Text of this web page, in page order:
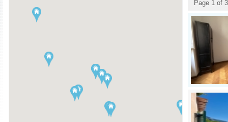
Climatisation
Balcon ou Terrasse
Page 1 of 3